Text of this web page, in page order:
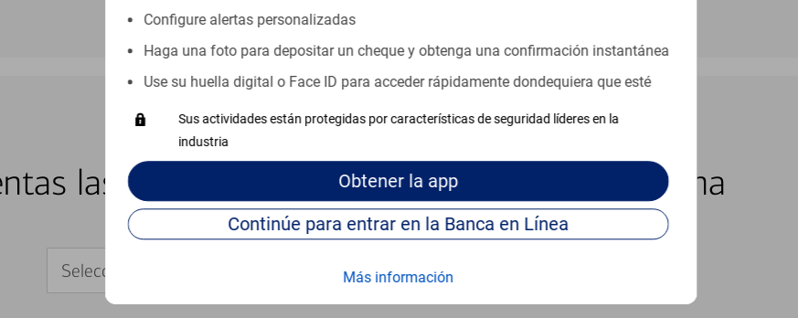
Configure alertas personalizadas
Haga una foto para depositar un cheque y obtenga una confirmación instantánea
Use su huella digital o Face ID para acceder rápidamente dondequiera que esté
Sus actividades están protegidas por características de seguridad líderes en la
industria
Obtenerla app
Continúe para entrar en la Banca en Línea
Más información
BANCA EN LÍNEA Y MÓVIL
las 24 horas del día, los 7 días de la semana
Seleccione su dispositivo